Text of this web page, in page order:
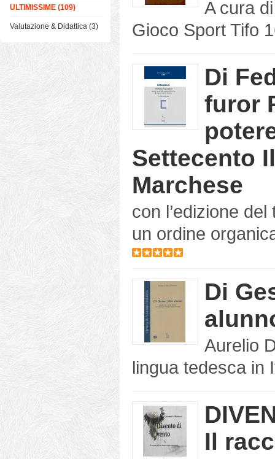
ULTIMISSIME (109)
Valutazione & Didattica (3)
A cura
Gioco Sport Tifo
Di
furor
Settecento
Marchese
con l’edizione
un ordine
Di
Aurelio
lingua tedesca in
Il